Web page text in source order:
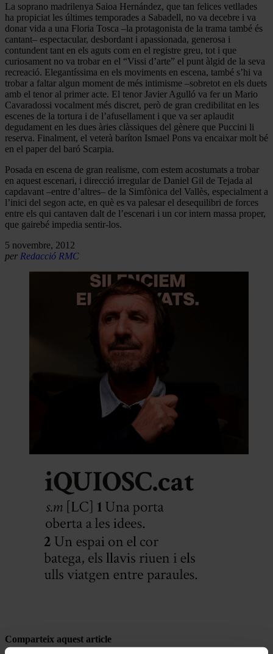
La soprano madrilenya Saioa Hernández, que tan felices vetllades
ha propiciat les últimes temporades a Sabadell, no va decebre i va
donar vida a una Floria Tosca –la protagonista de la trama també és
cantant– espectacular, desbordant i apassionada, generosa i
contundent tant en els aguts com en el registre greu, tot i que
curiosament no va trobar en el “Vissi d’arte” el punt àlgid de la seva
recreació. Elegantíssima en els moviments en escena, també s’hi va
trobar a faltar algun moment de més intimisme –sobretot en els duets
amb el tenor al primer acte. El tenor Javier Agulló va fer un Mario
Cavaradossi vocalment més discret, però de gran credibilitat en les
escenes de la tortura i de l’afusellament i que va ser aplaudit
degudament en les dues àries clàssiques del gènere que Puccini li
reserva. Finalment, el veterà baríton Ismael Pons va encaixar molt bé
en el paper del baró Scarpia.
Posada en escena de gran realisme, com estem acostumats a trobar
en aquest escenari, i direcció irregular de Daniel Gil de Tejada al
capdavant –entre d’altres– de la Simfònica del Vallès, especialment a
l’inici del segon acte, en què es va palesar el desequilibri de forces
entre els qui cantaven dalt de l’escenari i un cor intern massa proper,
que gairebé impedia sentir-los.
5 novembre, 2012
per Redacció RMC
Comparteix aquest article